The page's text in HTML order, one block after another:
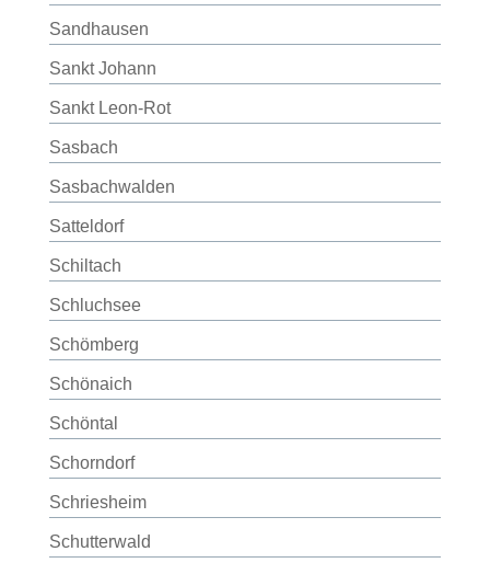
Sandhausen
Sankt Johann
Sankt Leon-Rot
Sasbach
Sasbachwalden
Satteldorf
Schiltach
Schluchsee
Schömberg
Schönaich
Schöntal
Schorndorf
Schriesheim
Schutterwald